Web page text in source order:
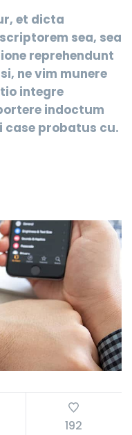
et dicta
sea, sea
reprehendunt
ne vim munere
integre
indoctum
probatus cu.
192